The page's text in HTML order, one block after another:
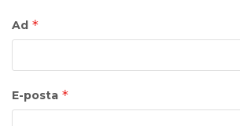
Ad *
E-posta *